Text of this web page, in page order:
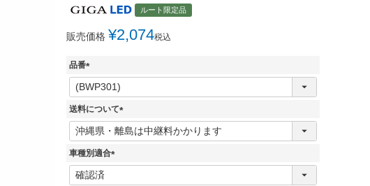
ルート限定品
販売価格 ¥2,074税込
品番
(
必
須
送料について
(
必
車種別適合
(